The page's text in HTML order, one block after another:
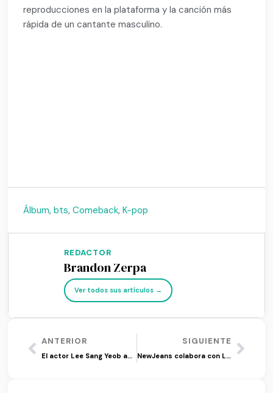
reproducciones en la plataforma y la canción más
rápida de un cantante masculino.
Álbum,bts,Comeback,K-pop
REDACTOR
Brandon Zerpa
Ver todos sus artículos →
ANTERIOR
El actor Lee Sang Yeob anuncia sus planes de matrimonio
SIGUIENTE
NewJeans colabora con Leagues of Legends para su himno